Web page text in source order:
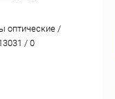
оптические /
/ 0